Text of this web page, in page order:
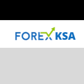
المحتوى